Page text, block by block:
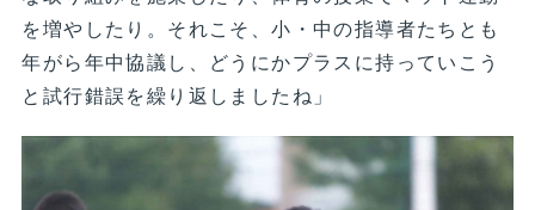
を増やしたり。それこそ、小・中の指導者たちとも
年がら年中協議し、どうにかプラスに持っていこう
と試行錯誤を繰り返しましたね」